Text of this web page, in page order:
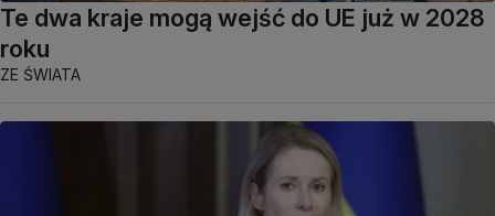
Te dwa kraje mogą wejść do UE już w 2028
roku
ZE ŚWIATA